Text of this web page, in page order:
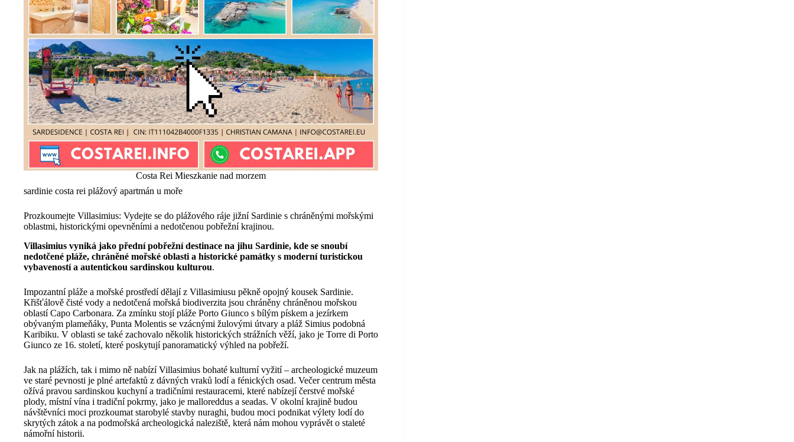
Costa Rei Mieszkanie nad morzem
sardinie costa rei plážový apartmán u moře
Prozkoumejte Villasimius: Vydejte se do plážového ráje jižní Sardinie s chráněnými mořskými
oblastmi, historickými opevněními a nedotčenou pobřežní krajinou.
Villasimius vyniká jako přední pobřežní destinace na jihu Sardinie, kde se snoubí
nedotčené pláže, chráněné mořské oblasti a historické památky s moderní turistickou
vybaveností a autentickou sardinskou kulturou.
Impozantní pláže a mořské prostředí dělají z Villasimiusu pěkně opojný kousek Sardinie.
Křišťálově čisté vody a nedotčená mořská biodiverzita jsou chráněny chráněnou mořskou
oblastí Capo Carbonara. Za zmínku stojí pláže Porto Giunco s bílým pískem a jezírkem
obývaným plameňáky, Punta Molentis se vzácnými žulovými útvary a pláž Simius podobná
Karibiku. V oblasti se také zachovalo několik historických strážních věží, jako je Torre di Porto
Giunco ze 16. století, které poskytují panoramatický výhled na pobřeží.
Jak na plážích, tak i mimo ně nabízí Villasimius bohaté kulturní vyžití – archeologické muzeum
ve staré pevnosti je plné artefaktů z dávných vraků lodí a fénických osad. Večer centrum města
ožívá pravou sardinskou kuchyní a tradičními restauracemi, které nabízejí čerstvé mořské
plody, místní vína i tradiční pokrmy, jako je malloreddus a seadas. V okolní krajině budou
návštěvníci moci prozkoumat starobylé stavby nuraghi, budou moci podnikat výlety lodí do
skrytých zátok a na podmořská archeologická naleziště, která nám mohou vyprávět o staleté
námořní historii.